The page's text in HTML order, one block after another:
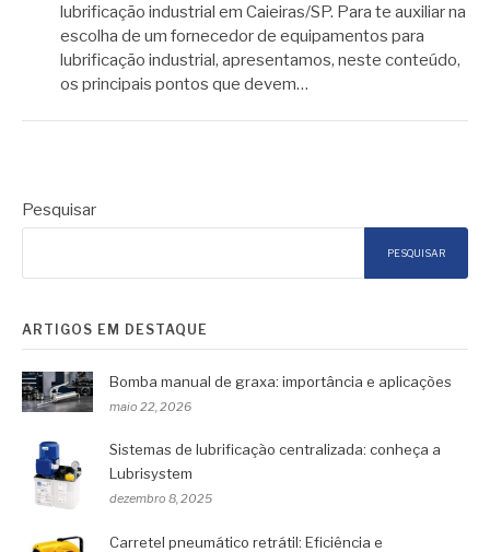
lubrificação industrial em Caieiras/SP. Para te auxiliar na
escolha de um fornecedor de equipamentos para
lubrificação industrial, apresentamos, neste conteúdo,
os principais pontos que devem…
Pesquisar
PESQUISAR
ARTIGOS EM DESTAQUE
Bomba manual de graxa: importância e aplicações
maio 22, 2026
Sistemas de lubrificação centralizada: conheça a
Lubrisystem
dezembro 8, 2025
Carretel pneumático retrátil: Eficiência e